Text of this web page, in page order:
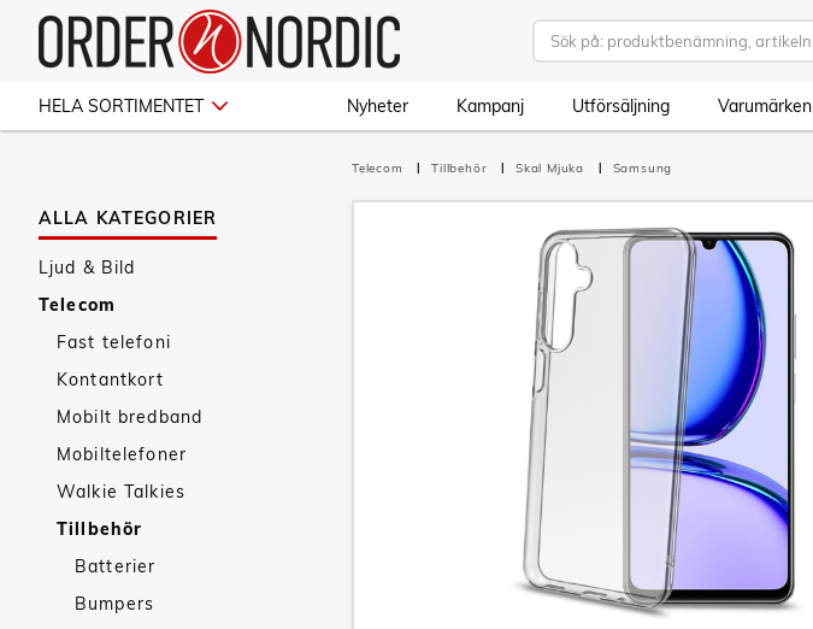
HELA SORTIMENTET Nyheter Kampanj Utförsäljning Varumärken
ALLA KATEGORIER
Ljud & Bild
Telecom
Fast telefoni
Kontantkort
Mobilt bredband
Mobiltelefoner
Walkie Talkies
Tillbehör
Batterier
Bumpers
Telecom Tillbehör Skal Mjuka Samsung